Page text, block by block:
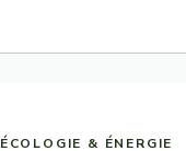
ÉCOLOGIE & ÉNERGIE